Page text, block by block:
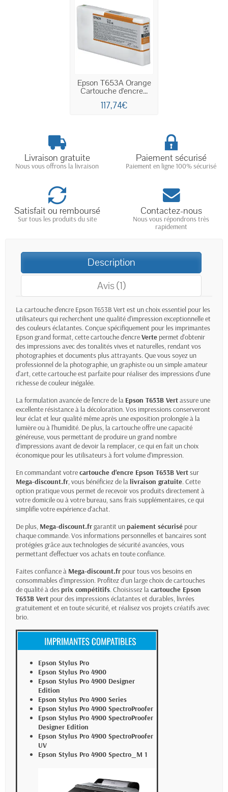
Epson T653A Orange
Cartouche d'encre...
117,74€
Livraison gratuite
Nous vous offrons la livraison
Paiement sécurisé
Paiement en ligne 100% sécurisé
Satisfait ou remboursé
Sur tous les produits du site
Contactez-nous
Nous vous répondrons très
rapidement
Description
Avis (1)
Lacartouche d'encre Epson T653B Vert est un choix essentiel pour les
utilisateurs qui recherchent une qualité d'impression exceptionnelle et
des couleurs éclatantes. Conçue spécifiquement pour les imprimantes
Epson grand format, cette cartouche d'encreVerte permet d'obtenir
des impressions avec des tonalités vives et naturelles, rendant vos
photographies et documents plus attrayants. Que vous soyez un
professionnel de la photographie, un graphiste ou un simple amateur
d'art, cette cartouche est parfaite pour réaliser des impressions d'une
richesse de couleur inégalée.
La formulation avancée de l'encre de la Epson T653B Vertassure une
excellente résistance à la décoloration. Vos impressions conserveront
leur éclat et leur qualité même après une exposition prolongée à la
lumière ou à l'humidité. De plus, la cartouche offre une capacité
généreuse, vous permettant de produire un grand nombre
d'impressions avant de devoir la remplacer, ce qui en fait un choix
économique pour les utilisateurs à fort volume d'impression.
En commandant votrecartouche d'encre Epson T653B Vertsur
Mega-discount.fr, vous bénéficiez de lalivraison gratuite. Cette
option pratique vous permet de recevoir vos produits directement à
votre domicile ou à votre bureau, sans frais supplémentaires, ce qui
simplifie votre expérience d'achat.
De plus, Mega-discount.frgarantit unpaiement sécurisé pour
chaque commande. Vos informations personnelles et bancaires sont
protégées grâce aux technologies de sécurité avancées, vous
permettant d'effectuer vos achats en toute confiance.
Faites confiance à Mega-discount.fr pour tous vos besoins en
consommables d'impression. Profitez d’un large choix de cartouches
de qualité à desprix compétitifs. Choisissez lacartouche Epson
T653B Vert pour des impressions éclatantes et durables, livrées
gratuitement et en toute sécurité, et réalisez vos projets créatifs avec
brio.
Epson Stylus Pro
Epson Stylus Pro 4900
Epson Stylus Pro 4900 Designer
Edition
Epson Stylus Pro 4900 Series
Epson Stylus Pro 4900 SpectroProofer
Epson Stylus Pro 4900 SpectroProofer
Designer Edition
Epson Stylus Pro 4900 SpectroProofer
UV
Epson Stylus Pro 4900 Spectro_M 1